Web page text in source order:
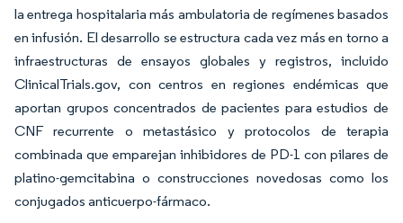
la entrega hospitalaria más ambulatoria de regímenes basados
en infusión. El desarrollo se estructura cada vez más en torno a
infraestructuras de ensayos globales y registros, incluido
ClinicalTrials.gov, con centros en regiones endémicas que
aportan grupos concentrados de pacientes para estudios de
CNF recurrente o metastásico y protocolos de terapia
combinada que emparejan inhibidores de PD-1 con pilares de
platino-gemcitabina o construcciones novedosas como los
conjugados anticuerpo-fármaco.